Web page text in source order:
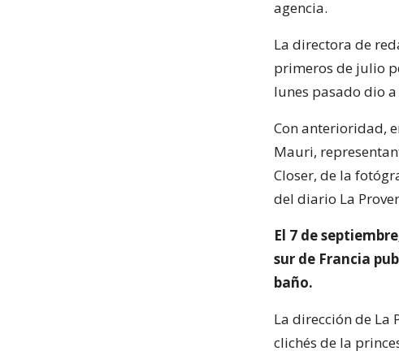
agencia.
La directora de
primeros de julio
lunes pasado dio a
Con anterioridad,
Mauri,
Closer, de la
del diario La
El 7 de
sur de Francia
baño.
La dirección de La
clichés de la